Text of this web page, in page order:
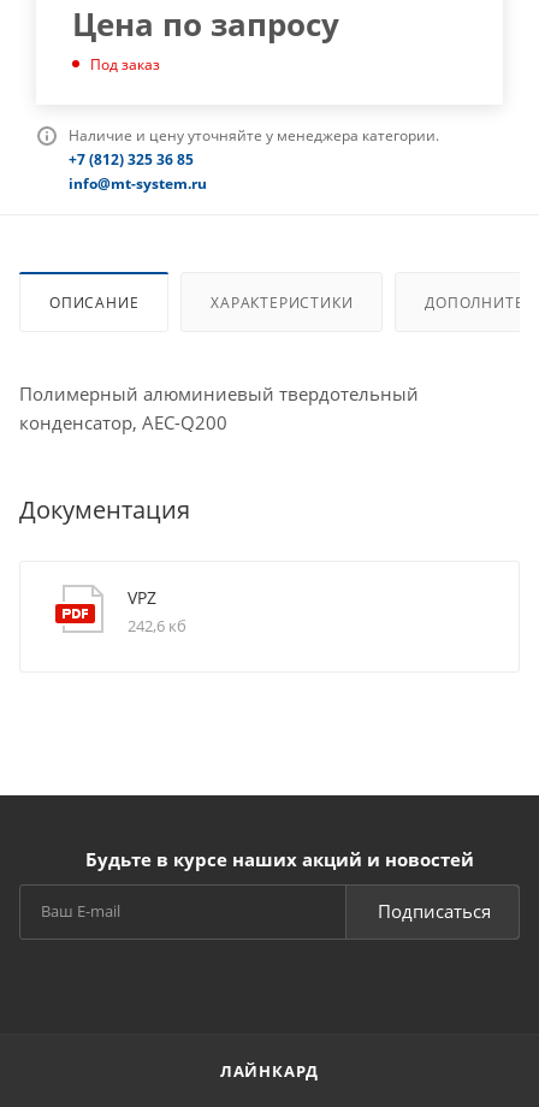
Цена по запросу
Под заказ
Наличие и цену уточняйте у менеджера категории.
+7 (812) 325 36 85
info@mt-system.ru
ОПИСАНИЕ ХАРАКТЕРИСТИКИ
Полимерный алюминиевый твердотельный
конденсатор, AEC-Q200
Документация
VPZ
242,6 кб
Будьте в курсе наших акций и новостей
Подписаться
ЛАЙНКАРД